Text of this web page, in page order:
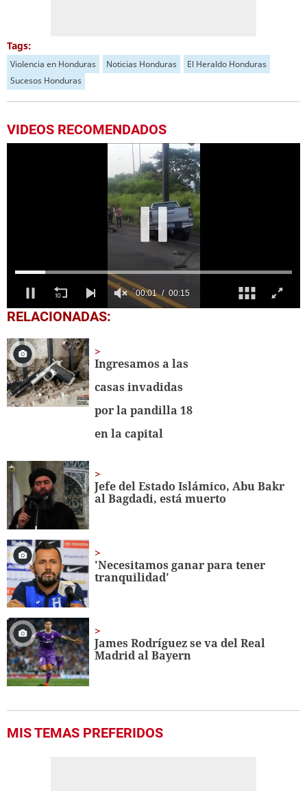
Tags:
Violencia en Honduras Noticias Honduras
El Heraldo Honduras
Sucesos Honduras
VIDEOS RECOMENDADOS
0
seconds
15
seconds
RELACIONADAS:
Ingresamos a las
casas invadidas
por la pandilla 18
en la capital
Jefe del Estado Islámico, Abu Bakr
al Bagdadi, está muerto
'Necesitamos ganar para tener
tranquilidad'
James Rodríguez se va del Real
Madrid al Bayern
MIS TEMAS PREFERIDOS